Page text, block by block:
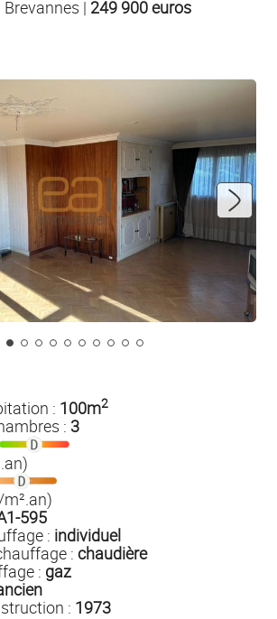
Brevannes | 249 900 euros
: 100m2
: 3
595
: individuel
:chaudière
: gaz
: 1973